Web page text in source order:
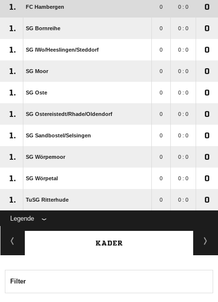
1. FC Hambergen 0 0 : 0 0
1. SG Bornreihe 0 0 : 0 0
1. SG IWo/​Heeslingen/​Steddorf 0 0 : 0 0
1. SG Moor 0 0 : 0 0
1. SG Oste 0 0 : 0 0
1. SG Ostereistedt/​Rhade/​Oldendorf 0 0 : 0 0
1. SG Sandbostel/​Selsingen 0 0 : 0 0
1. SG Wörpemoor 0 0 : 0 0
1. SG Wörpetal 0 0 : 0 0
1. TuSG Ritterhude 0 0 : 0 0
Legende
KADER
Filter